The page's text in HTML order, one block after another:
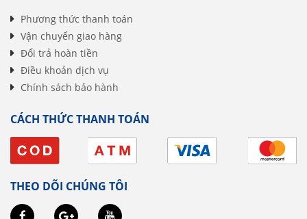
Phương thức thanh toán
Vận chuyển giao hàng
Đổi trả hoàn tiền
Điều khoản dịch vụ
Chính sách bảo hành
CÁCH THỨC THANH TOÁN
THEO DÕI CHÚNG TÔI